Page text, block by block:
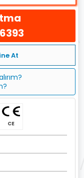
At
CE